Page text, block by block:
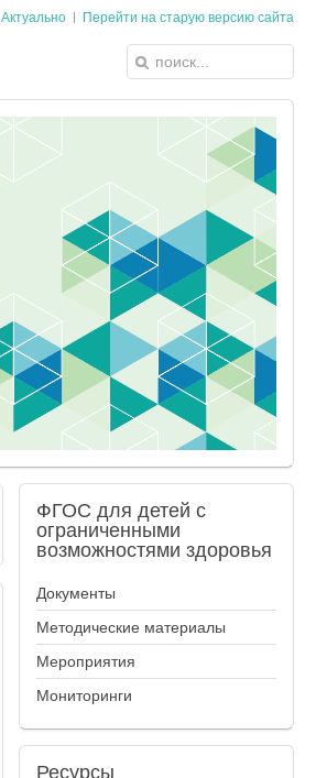
Актуально Перейти на старую версию сайта
ФГОС для детей с
ограниченными
возможностями здоровья
Документы
Методические материалы
Мероприятия
Мониторинги
Ресурсы